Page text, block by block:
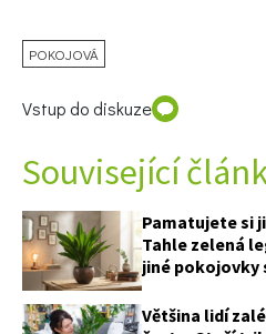
POKOJOVÁ
Vstup do diskuze
Související
Pamatujete si
Tahle zelená
jiné pokojovky
Většina lidí